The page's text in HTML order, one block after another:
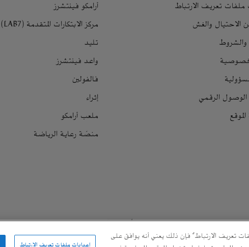
ملفات تعريف الارتباط
الاحتيال والغش
والشروط
الرقمي
أرامكو فينتشرز
مركز الابتكارات المتقدمة (LAB7)
تليد
واعد فينتشرز
فالفولين
إثراء
ملعب أرامكو
منصّة رعاية الرياضة
تعريف الارتباط" فإن ذلك يعني أنه يوافق على
إعدادات ملفات تعريف الارتباط